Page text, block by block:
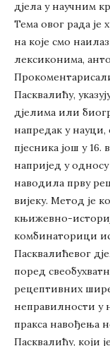
дјела у научним
Тема овог рада
на које смо
лексиконима,
Пасквалићу,
дјелима или
напредак у
пјесника још у 16.
напријед у
наводила прву
вијеку. Метод је
књижевно-
комбинаторици
Пасквалићевог
поред
рецептивних
неправилности у
пракса навођења
Пасквалићу, који